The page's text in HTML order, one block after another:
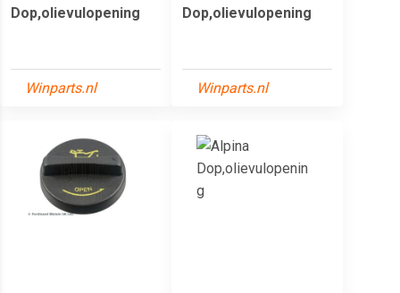
Dop,olievulopening
Winparts.nl
Dop,olievulopening
Winparts.nl